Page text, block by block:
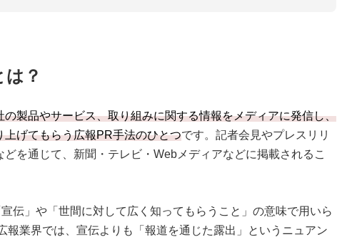
？
の製品やサービス、取り組みに関する情報をメディアに発信し、
上げてもらう広報PR手法のひとつです。記者会見やプレスリリ
を通じて、新聞・テレビ・Webメディアなどに掲載されるこ
伝」や「世間に対して広く知ってもらうこと」の意味で用いら
報業界では、宣伝よりも「報道を通じた露出」というニュアン